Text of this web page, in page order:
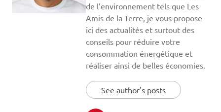
de l’environnement tels que Les
Amis de la Terre, je vous propose
ici des actualités et surtout des
conseils pour réduire votre
consommation énergétique et
réaliser ainsi de belles économies.
See author's posts